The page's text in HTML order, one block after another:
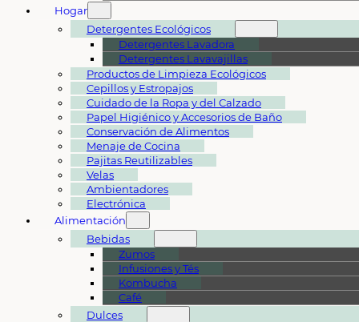
Hogar
Detergentes Ecológicos
Detergentes Lavadora
Detergentes Lavavajillas
Productos de Limpieza Ecológicos
Cepillos y Estropajos
Cuidado de la Ropa y del Calzado
Papel Higiénico y Accesorios de Baño
Conservación de Alimentos
Menaje de Cocina
Pajitas Reutilizables
Velas
Ambientadores
Electrónica
Alimentación
Bebidas
Zumos
Infusiones y Tés
Kombucha
Café
Dulces